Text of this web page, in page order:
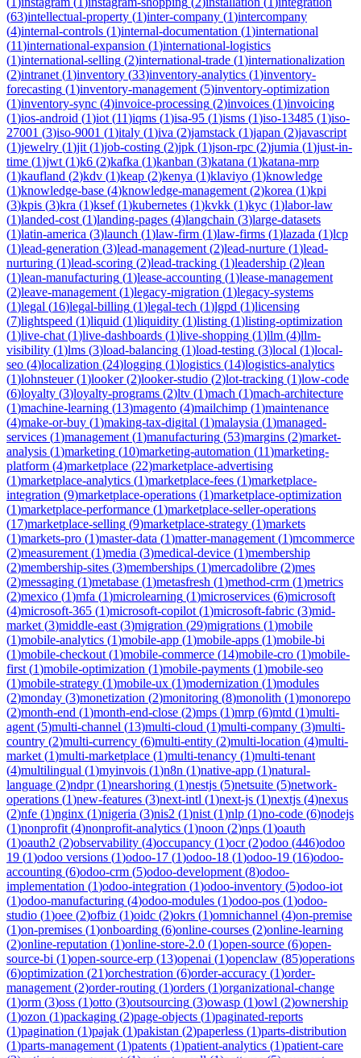
(63)intellectual-property (1)inter-company (1)intercompany
(4)internal-controls (1)internal-documentation (1)international
(11)international-expansion (1)international-logistics
(1)international-selling (2)international-trade (1)internationalization
(2)intranet (1)inventory (33)inventory-analytics (1)inventory-
forecasting (1)inventory-management (5)inventory-optimization
(1)inventory-sync (4)invoice-processing (2)invoices (1)invoicing
(1)ios-android (1)iot (11)iqms (1)isa-95 (1)isms (1)iso-13485 (1)iso-
27001 (3)iso-9001 (1)italy (1)iva (2)jamstack (1)japan (2)javascript
(1)jewelry (1)jit (1)job-costing (2)jpk (1)json-rpc (2)jumia (1)just-in-
time (1)jwt (1)k6 (2)kafka (1)kanban (3)katana (1)katana-mrp
(1)kaufland (2)kdv (1)keap (2)kenya (1)klaviyo (1)knowledge
(1)knowledge-base (4)knowledge-management (2)korea (1)kpi
(3)kpis (3)kra (1)ksef(1)kubernetes (1)kvkk (1)kyc (1)labor-law
(1)landed-cost (1)landing-pages (4)langchain (3)large-datasets
(1)latin-america (3)launch (1)law-firm (1)law-firms (1)lazada (1)lcp
(1)lead-generation (3)lead-management (2)lead-nurture (1)lead-
nurturing (1)lead-scoring (2)lead-tracking (1)leadership (2)lean
(1)lean-manufacturing (1)lease-accounting (1)lease-management
(2)leave-management (1)legacy-migration (1)legacy-systems
(1)legal (16)legal-billing (1)legal-tech (1)lgpd (1)licensing
(7)lightspeed (1)liquid (1)liquidity (1)listing (1)listing-optimization
(1)live-chat (1)live-dashboards (1)live-shopping (1)llm (4)llm-
visibility (1)lms (3)load-balancing (1)load-testing (3)local (1)local-
seo (4)localization (24)logging (1)logistics (14)logistics-analytics
(1)lohnsteuer(1)looker(2)looker-studio (2)lot-tracking (1)low-code
(6)loyalty (3)loyalty-programs (2)ltv (1)mach (1)mach-architecture
(1)machine-learning (13)magento (4)mailchimp (1)maintenance
(4)make-or-buy (1)making-tax-digital (1)malaysia (1)managed-
services (1)management (1)manufacturing (53)margins (2)market-
analysis (1)marketing (10)marketing-automation (11)marketing-
platform (4)marketplace (22)marketplace-advertising
(1)marketplace-analytics (1)marketplace-fees (1)marketplace-
integration (9)marketplace-operations (1)marketplace-optimization
(1)marketplace-performance (1)marketplace-seller-operations
(17)marketplace-selling (9)marketplace-strategy (1)markets
(1)markets-pro (1)master-data (1)matter-management (1)mcommerce
(2)measurement (1)media (3)medical-device (1)membership
(2)membership-sites (3)memberships (1)mercadolibre (2)mes
(2)messaging (1)metabase (1)metasfresh (1)method-crm (1)metrics
(2)mexico (1)mfa (1)microlearning (1)microservices (6)microsoft
(4)microsoft-365 (1)microsoft-copilot (1)microsoft-fabric (3)mid-
market (3)middle-east (3)migration (29)migrations (1)mobile
(1)mobile-analytics (1)mobile-app (1)mobile-apps (1)mobile-bi
(1)mobile-checkout (1)mobile-commerce (14)mobile-cro (1)mobile-
first (1)mobile-optimization (1)mobile-payments (1)mobile-seo
(1)mobile-strategy (1)mobile-ux (1)modernization (1)modules
(2)monday (3)monetization (2)monitoring (8)monolith (1)monorepo
(2)month-end (1)month-end-close (2)mps (1)mrp (6)mtd (1)multi-
agent (5)multi-channel (13)multi-cloud (1)multi-company (3)multi-
country (2)multi-currency (6)multi-entity (2)multi-location (4)multi-
market (1)multi-marketplace (1)multi-tenancy (1)multi-tenant
(4)multilingual (1)myinvois (1)n8n (1)native-app (1)natural-
language (2)ndpr(1)nearshoring (1)nestjs (5)netsuite (5)network-
operations (1)new-features (3)next-intl (1)next-js (1)nextjs (4)nexus
(2)nfe (1)nginx (1)nigeria (3)nis2 (1)nist (1)nlp (1)no-code (6)nodejs
(1)nonprofit (4)nonprofit-analytics (1)noon (2)nps (1)oauth
(1)oauth2 (2)observability (4)occupancy (1)ocr(2)odoo (446)odoo
19 (1)odoo versions (1)odoo-17 (1)odoo-18 (1)odoo-19 (16)odoo-
accounting (6)odoo-crm (5)odoo-development (8)odoo-
implementation (1)odoo-integration (1)odoo-inventory (5)odoo-iot
(1)odoo-manufacturing (4)odoo-modules (1)odoo-pos (1)odoo-
studio (1)oee (2)ofbiz (1)oidc (2)okrs (1)omnichannel (4)on-premise
(1)on-premises (1)onboarding (6)online-courses (2)online-learning
(2)online-reputation (1)online-store-2.0 (1)open-source (6)open-
source-bi (1)open-source-erp (13)openai (1)openclaw (85)operations
(6)optimization (21)orchestration (6)order-accuracy (1)order-
management (2)order-routing (1)orders (1)organizational-change
(1)orm (3)oss (1)otto (3)outsourcing (3)owasp (1)owl (2)ownership
(1)ozon (1)packaging (2)page-objects (1)paginated-reports
(1)pagination (1)pajak (1)pakistan (2)paperless (1)parts-distribution
(1)parts-management (1)patents (1)patient-analytics (1)patient-care